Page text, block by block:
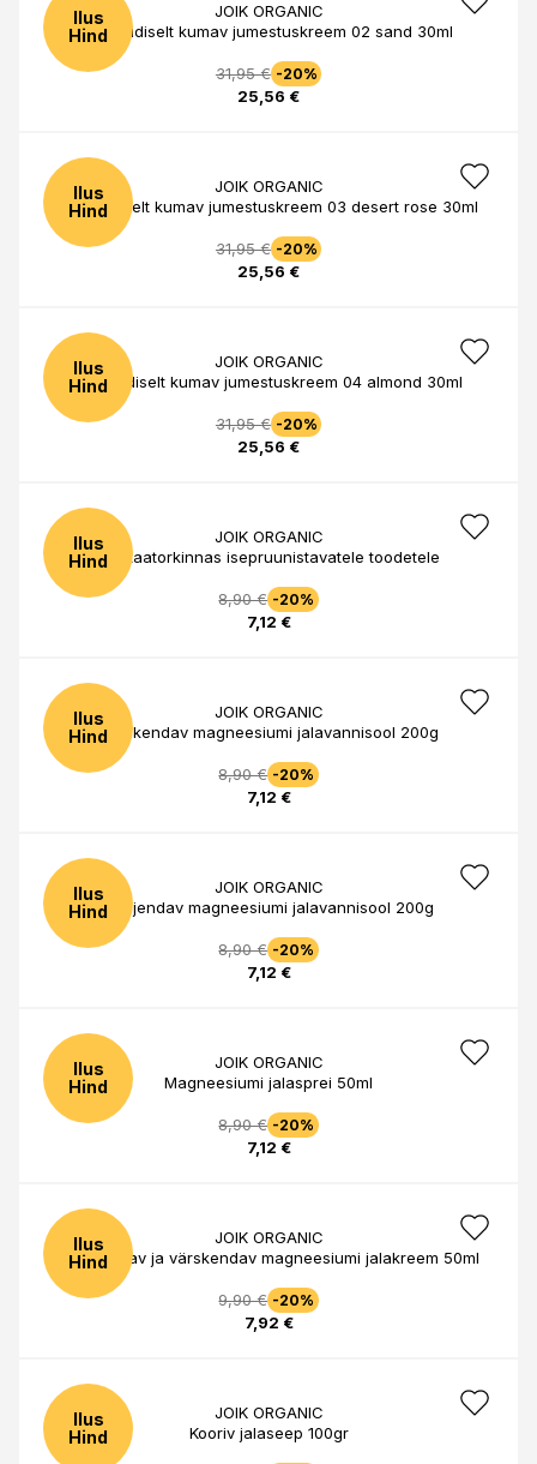
Ilus
Hind
JOIK ORGANIC
Joik siidiselt kumav jumestuskreem 02 sand 30ml
31,95 € -20%
25,56 €
Ilus
Hind
JOIK ORGANIC
Joik siidiselt kumav jumestuskreem 03 desert rose 30ml
31,95 € -20%
25,56 €
Ilus
Hind
JOIK ORGANIC
Joik siidiselt kumav jumestuskreem 04 almond 30ml
31,95 € -20%
25,56 €
Ilus
Hind
JOIK ORGANIC
Aplikaatorkinnas isepruunistavatele toodetele
8,90 € -20%
7,12 €
Ilus
Hind
JOIK ORGANIC
Värskendav magneesiumi jalavannisool 200g
8,90 € -20%
7,12 €
Ilus
Hind
JOIK ORGANIC
Soojendav magneesiumi jalavannisool 200g
8,90 € -20%
7,12 €
Ilus
Hind
JOIK ORGANIC
Magneesiumi jalasprei 50ml
8,90 € -20%
7,12 €
Ilus
Hind
JOIK ORGANIC
Pehmendav ja värskendav magneesiumi jalakreem 50ml
9,90 € -20%
7,92 €
Ilus
Hind
JOIK ORGANIC
Kooriv jalaseep 100gr